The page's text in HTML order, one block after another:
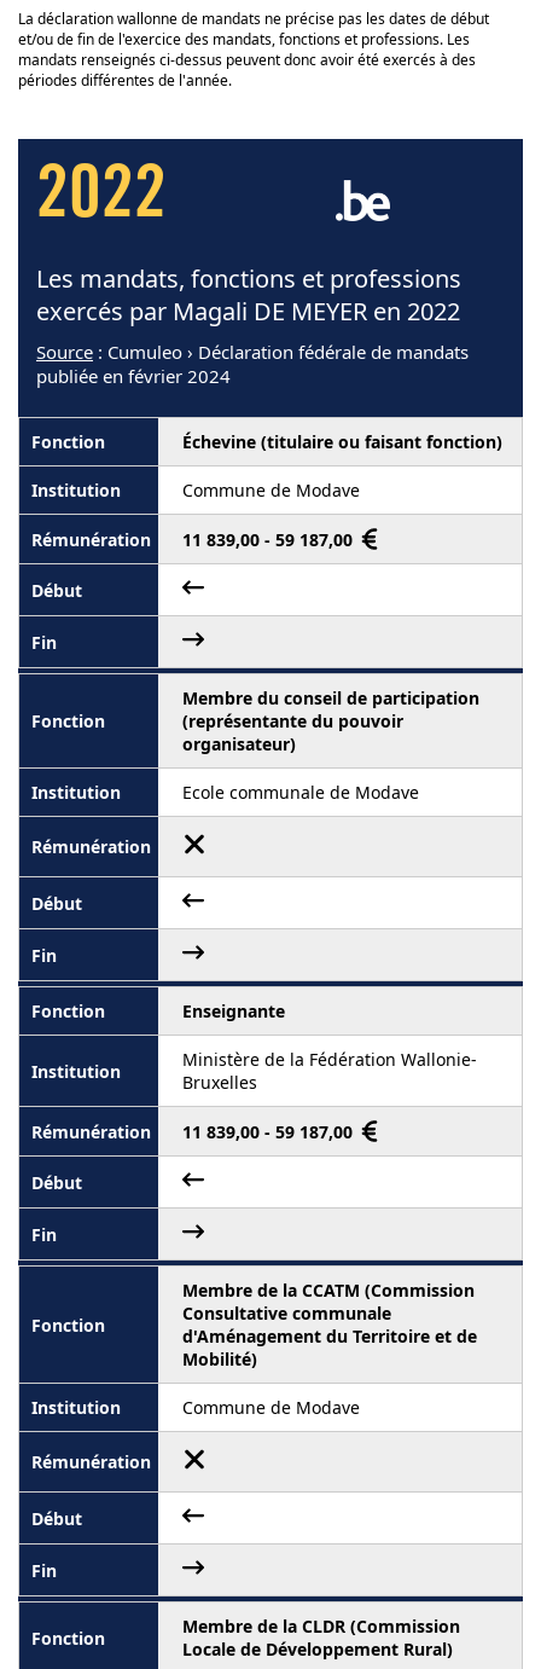
La déclaration wallonne de mandats ne précise pas les dates de début
et/ou de fin de l'exercice des mandats, fonctions et professions. Les
mandats renseignés ci-dessus peuvent donc avoir été exercés à des
périodes différentes de l'année.
2022
Les mandats, fonctions et professions
exercés par Magali DE MEYER en 2022
Source : Cumuleo › Déclaration fédérale de mandats
publiée en février 2024
Échevine (titulaire ou faisant fonction)
Commune de Modave
11 839,00 - 59 187,00
Membre du conseil de participation
(représentante du pouvoir
organisateur)
Ecole communale de Modave
Enseignante
Ministère de la Fédération Wallonie-
Bruxelles
11 839,00 - 59 187,00
Membre de la CCATM (Commission
Consultative communale
d'Aménagement du Territoire et de
Mobilité)
Commune de Modave
Membre de la CLDR (Commission
Locale de Développement Rural)